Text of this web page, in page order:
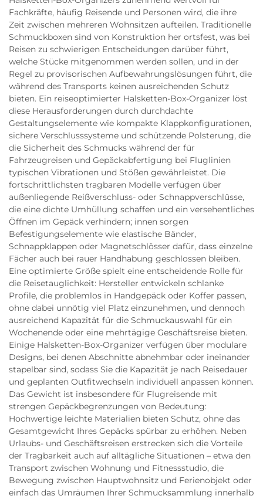
Fachkräfte, häufig Reisende und Personen wird, die ihre
Zeit zwischen mehreren Wohnsitzen aufteilen. Traditionelle
Schmuckboxen sind von Konstruktion her ortsfest, was bei
Reisen zu schwierigen Entscheidungen darüber führt,
welche Stücke mitgenommen werden sollen, und in der
Regel zu provisorischen Aufbewahrungslösungen führt, die
während des Transports keinen ausreichenden Schutz
bieten. Ein reiseoptimierter Halsketten-Box-Organizer löst
diese Herausforderungen durch durchdachte
Gestaltungselemente wie kompakte Klappkonfigurationen,
sichere Verschlusssysteme und schützende Polsterung, die
die Sicherheit des Schmucks während der für
Fahrzeugreisen und Gepäckabfertigung bei Fluglinien
typischen Vibrationen und Stößen gewährleistet. Die
fortschrittlichsten tragbaren Modelle verfügen über
außenliegende Reißverschluss- oder Schnappverschlüsse,
die eine dichte Umhüllung schaffen und ein versehentliches
Öffnen im Gepäck verhindern; innen sorgen
Befestigungselemente wie elastische Bänder,
Schnappklappen oder Magnetschlösser dafür, dass einzelne
Fächer auch bei rauer Handhabung geschlossen bleiben.
Eine optimierte Größe spielt eine entscheidende Rolle für
die Reisetauglichkeit: Hersteller entwickeln schlanke
Profile, die problemlos in Handgepäck oder Koffer passen,
ohne dabei unnötig viel Platz einzunehmen, und dennoch
ausreichend Kapazität für die Schmuckauswahl für ein
Wochenende oder eine mehrtägige Geschäftsreise bieten.
Einige Halsketten-Box-Organizer verfügen über modulare
Designs, bei denen Abschnitte abnehmbar oder ineinander
stapelbar sind, sodass Sie die Kapazität je nach Reisedauer
und geplanten Outfitwechseln individuell anpassen können.
Das Gewicht ist insbesondere für Flugreisende mit
strengen Gepäckbegrenzungen von Bedeutung:
Hochwertige leichte Materialien bieten Schutz, ohne das
Gesamtgewicht Ihres Gepäcks spürbar zu erhöhen. Neben
Urlaubs- und Geschäftsreisen erstrecken sich die Vorteile
der Tragbarkeit auch auf alltägliche Situationen – etwa den
Transport zwischen Wohnung und Fitnessstudio, die
Bewegung zwischen Hauptwohnsitz und Ferienobjekt oder
einfach das Umräumen Ihrer Schmucksammlung innerhalb